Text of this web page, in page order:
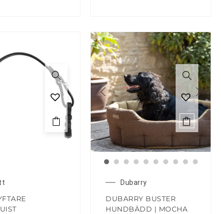
Dubarry
DUBARRY BUSTER
HUNDBÄDD | MOCHA